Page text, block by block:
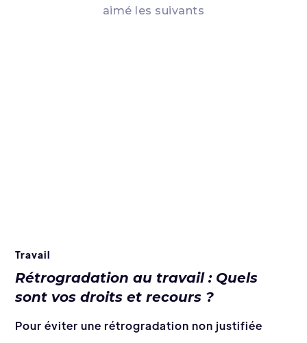
aimé les suivants
Travail
Rétrogradation au travail : Quels
sont vos droits et recours ?
Pour éviter une rétrogradation non justifiée